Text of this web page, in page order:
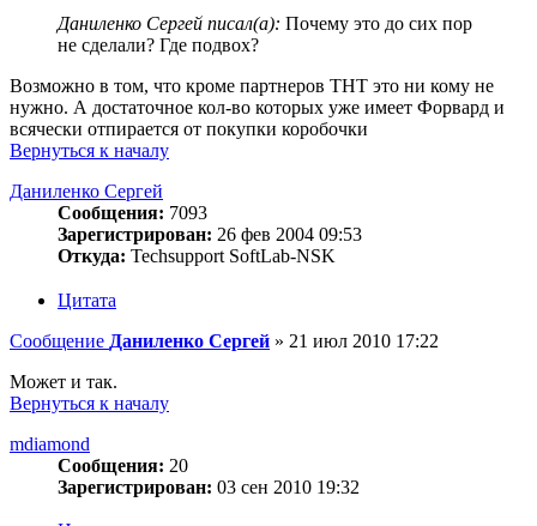
Даниленко Сергей писал(а): Почему это до сих пор
не сделали? Где подвох?
Возможно в том, что кроме партнеров ТНТ это ни кому не
нужно. А достаточное кол-во которых уже имеет Форвард и
всячески отпирается от покупки коробочки
Вернуться к началу
Даниленко Сергей
Сообщения: 7093
Зарегистрирован: 26 фев 2004 09:53
Откуда: Techsupport SoftLab-NSK
Цитата
Сообщение Даниленко Сергей » 21 июл 2010 17:22
Может и так.
Вернуться к началу
mdiamond
Сообщения: 20
Зарегистрирован: 03 сен 2010 19:32